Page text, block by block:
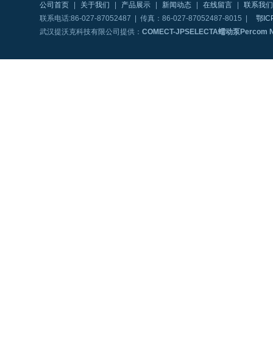
公司首页 关于我们 产品展示 新闻动态 在线留言
联系我们
联系电话:86-027-87052487 | 传真：86-027-87052487-8015 |
鄂
武汉提沃克科技有限公司提供： COMECT-JPSELECTA蠕动泵Percom